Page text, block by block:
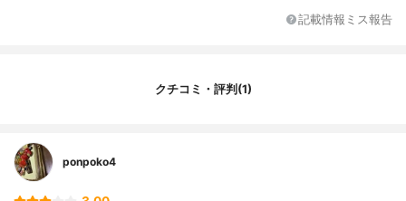
記載情報ミス報告
クチコミ・評判(1)
ponpoko4